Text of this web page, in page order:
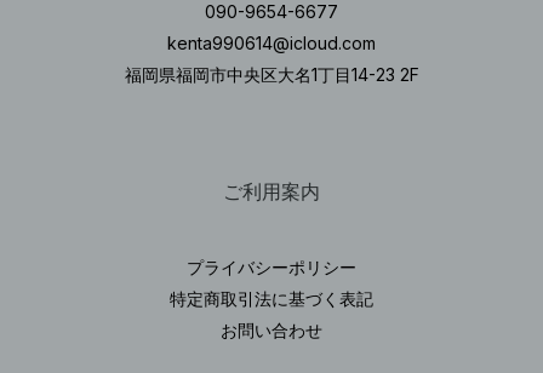
090-9654-6677
kenta990614@icloud.com
福岡県福岡市中央区大名1丁目14-23 2F
ご利用案内
プライバシーポリシー
特定商取引法に基づく表記
お問い合わせ